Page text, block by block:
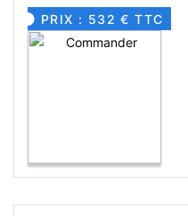
PRIX : 532 € TTC